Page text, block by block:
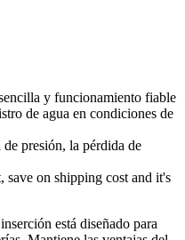
y funcionamiento fiable
de agua en condiciones de
presión, la pérdida de
on shipping cost and it's
está diseñado para